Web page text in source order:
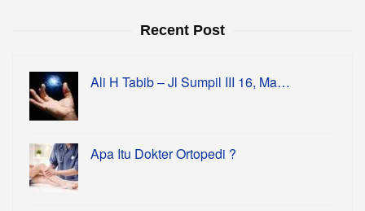
Recent Post
Ali H Tabib – Jl Sumpil III 16, Ma…
Apa Itu Dokter Ortopedi ?